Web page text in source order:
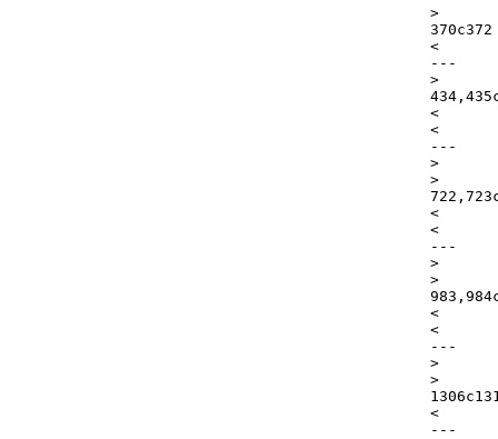
>
370c372
<
---
>
<
<
---
>
>
<
<
---
>
>
<
<
---
>
>
<
---